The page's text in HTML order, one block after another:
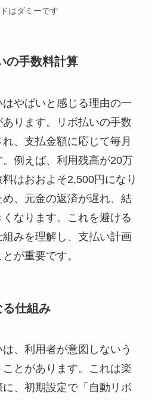
はダミーです
の手数料計算
やばいと感じる理由の一
ります。リボ払いの手数
、支払金額に応じて毎月
例えば、利用残高が20万
はおおよそ2,500円になり
、元金の返済が遅れ、結
なります。これを避ける
みを理解し、支払い計画
が重要です。
る仕組み
、利用者が意図しないう
とがあります。これは楽
、初期設定で「自動リボ